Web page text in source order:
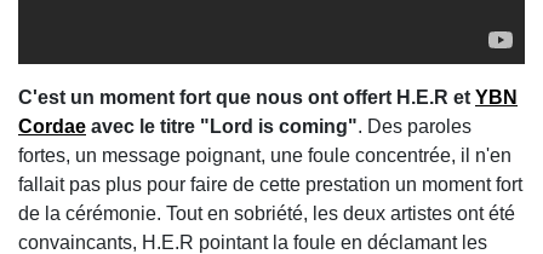
C'est un moment fort que nous ont offert H.E.R et YBN
Cordae avec le titre "Lord is coming". Des paroles
fortes, un message poignant, une foule concentrée, il n'en
fallait pas plus pour faire de cette prestation un moment fort
de la cérémonie. Tout en sobriété, les deux artistes ont été
convaincants, H.E.R pointant la foule en déclamant les